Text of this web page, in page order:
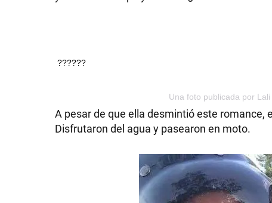
??????
Una foto publicada por
A pesar de que ella desmintió este romance,
Disfrutaron del agua y pasearon en moto.